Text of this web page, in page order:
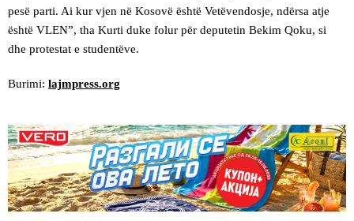
pesë parti. Ai kur vjen në Kosovë është Vetëvendosje, ndërsa atje
është VLEN”, tha Kurti duke folur për deputetin Bekim Qoku, si
dhe protestat e studentëve.
Burimi: lajmpress.org